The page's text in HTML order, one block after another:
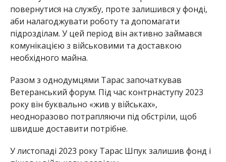
повернутися на службу, проте залишився у фонді,
аби налагоджувати роботу та допомагати
підрозділам. У цей період він активно займався
комунікацією з військовими та доставкою
необхідного майна.
Разом з однодумцями Тарас започаткував
Ветеранський форум. Під час контрнаступу 2023
року він буквально «жив у військах»,
неодноразово потрапляючи під обстріли, щоб
швидше доставити потрібне.
У листопаді 2023 року Тарас Шпук залишив фонд і